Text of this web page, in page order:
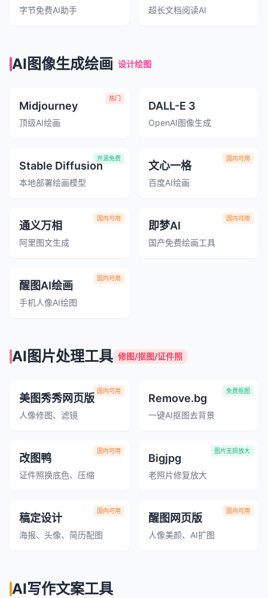
字节免费AI助手 超长文档阅读AI
AI图像生成绘画 设计绘图
热门
Midjourney
顶级AI绘画
DALL-E 3
OpenAI图像生成
开源免费
Stable Diffusion
本地部署绘画模型
国内可用
文心一格
百度AI绘画
国内可用
通义万相
阿里图文生成
国内可用
即梦AI
国产免费绘画工具
国内可用
醒图AI绘画
手机人像AI绘图
AI图片处理工具 修图/抠图/证件照
国内可用
美图秀秀网页版
人像修图、滤镜
免费抠图
Remove.bg
一键AI抠图去背景
国内可用
改图鸭
证件照换底色、压缩
图片无损放大
Bigjpg
老照片修复放大
国内可用
稿定设计
海报、头像、简历配图
国内可用
醒图网页版
人像美颜、AI扩图
AI写作文案工具